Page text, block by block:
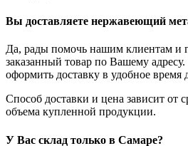
Вы доставляете нержавеющий
Да, рады помочь нашим клиентам и
заказанный товар по Вашему
оформить доставку в удобное время
Способ доставки и цена зависит от
объема купленной продукции.
У Вас склад только в Самаре?